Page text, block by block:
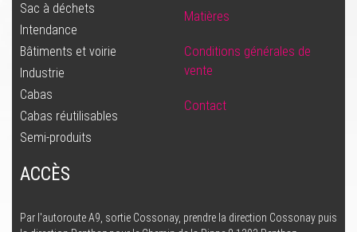
Sac à déchets
Intendance
Bâtiments et voirie
Industrie
Cabas
Cabas réutilisables
Semi-produits
Matières
Conditions générales de
vente
Contact
ACCÈS
Par l'autoroute A9, sortie Cossonay, prendre la direction Cossonay puis